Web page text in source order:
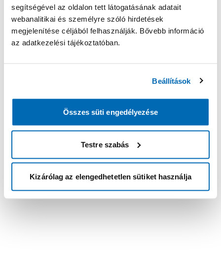
segítségével az oldalon tett látogatásának adatait
webanalitikai és személyre szóló hirdetések
megjelenítése céljából felhasználják. Bővebb információ
az adatkezelési tájékoztatóban.
Beállítások
Összes süti engedélyezése
Testre szabás
Kizárólag az elengedhetetlen sütiket használja